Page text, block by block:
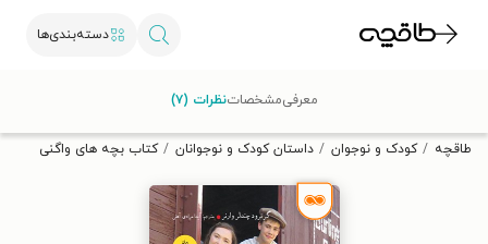
دسته‌بندی‌ها
تخفیف از طاقچه دریافت کن.
طاقچه کودک و نوجوان داستان کودک و نوجوانان کتاب بچه های واگنی
معرفیمشخصاتنظرات (۷)